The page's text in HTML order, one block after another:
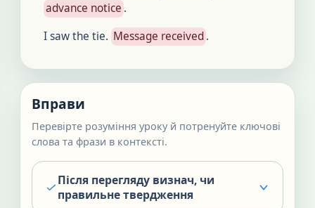
advance notice .
I saw the tie. Message received.
Вправи
Перевірте розуміння уроку й потренуйте ключові
слова та фрази в контексті.
Після перегляду визнач, чи
правильне твердження